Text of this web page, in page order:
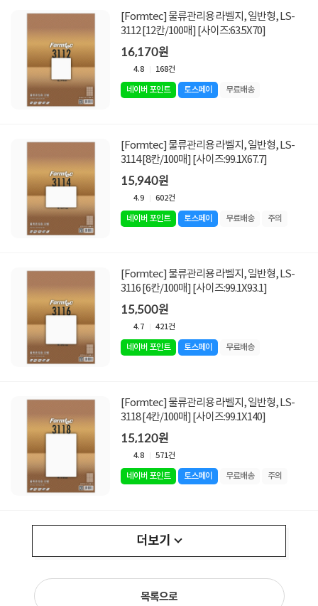
[Formtec] 물류관리용 라벨지, 일반형, LS-
3112 [12칸/100매] [사이즈:63.5X70]
16,170원
4.8 168건
네이버 포인트 토스페이 무료배송
[Formtec] 물류관리용 라벨지, 일반형, LS-
3114 [8칸/100매] [사이즈:99.1X67.7]
15,940원
4.9 602건
네이버 포인트 토스페이 무료배송 주의
[Formtec] 물류관리용 라벨지, 일반형, LS-
3116 [6칸/100매] [사이즈:99.1X93.1]
15,500원
4.7 421건
네이버 포인트 토스페이 무료배송
[Formtec] 물류관리용 라벨지, 일반형, LS-
3118 [4칸/100매] [사이즈:99.1X140]
15,120원
4.8 571건
네이버 포인트 토스페이 무료배송 주의
더보기
목록으로